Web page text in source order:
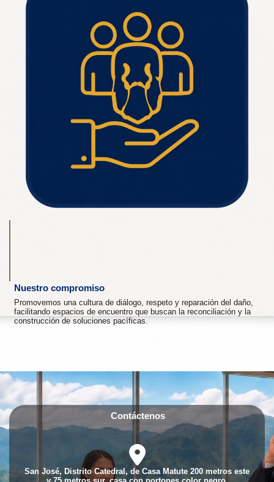
Nuestro compromiso
Promovemos una cultura de diálogo, respeto y reparación del daño,
facilitando espacios de encuentro que buscan la reconciliación y la
construcción de soluciones pacíficas.
Contáctenos
fas
fa-
location-
dot
San José, Distrito Catedral, de Casa Matute 200 metros este